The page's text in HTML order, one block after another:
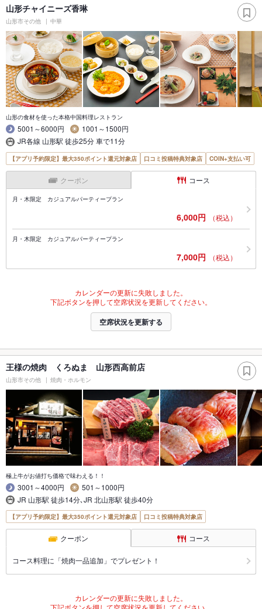
山形チャイニーズ香琳
山形市その他 中華
山形の食材を使った本格中国料理レストラン
5001～6000円
1001～1500円
JR各線 山形駅 徒歩25分 車で11分
【アプリ予約限定】最大350ポイント還元対象店 口コミ投稿特典対象店 COIN+支払い可
クーポン コース
月・木限定 カジュアルパーティープラン
6,000円 （税込）
月・木限定 カジュアルパーティープラン
7,000円 （税込）
カレンダーの更新に失敗しました。
下記ボタンを押して空席状況を更新してください。
空席状況を更新する
王様の焼肉 くろぬま 山形西高前店
山形市その他 焼肉・ホルモン
極上牛がお値打ち価格で味わえる！！
3001～4000円
501～1000円
JR 山形駅 徒歩14分､JR 北山形駅 徒歩40分
【アプリ予約限定】最大350ポイント還元対象店 口コミ投稿特典対象店
クーポン コース
コース料理に「焼肉一品追加」でプレゼント！
カレンダーの更新に失敗しました。